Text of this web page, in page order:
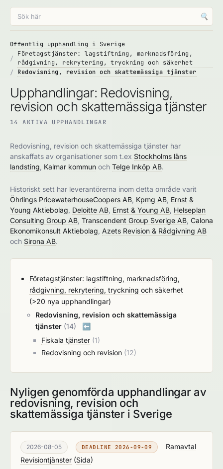
🔍
Offentlig upphandling i Sverige
Företagstjänster: lagstiftning, marknadsföring,
rådgivning, rekrytering, tryckning och säkerhet
Redovisning, revision och skattemässiga tjänster
Upphandlingar: Redovisning,
revision och skattemässiga tjänster
14 AKTIVA UPPHANDLINGAR
Redovisning, revision och skattemässiga tjänster har
anskaffats av organisationer som t.ex Stockholms läns
landsting Kalmar kommun och Telge Inköp AB.
Historiskt sett har leverantörerna inom detta område varit
Öhrlings PricewaterhouseCoopers AB Kpmg AB Ernst &
Young Aktiebolag Deloitte AB Ernst & Young AB Helseplan
Consulting Group AB Transcendent Group Sverige AB Calona
Ekonomikonsult Aktiebolag Azets Revision & Rådgivning AB
och Sirona AB.
Företagstjänster: lagstiftning, marknadsföring,
rådgivning, rekrytering, tryckning och säkerhet
(>20 nya upphandlingar)
Redovisning, revision och skattemässiga
tjänster (14) ⬅️
Fiskala tjänster (1)
Redovisning och revision (12)
Nyligen genomförda upphandlingar av
redovisning, revision och
skattemässiga tjänster i Sverige
2026-08-05 DEADLINE 2026-09-09
Ramavtal
Revisiontjänster (Sida)